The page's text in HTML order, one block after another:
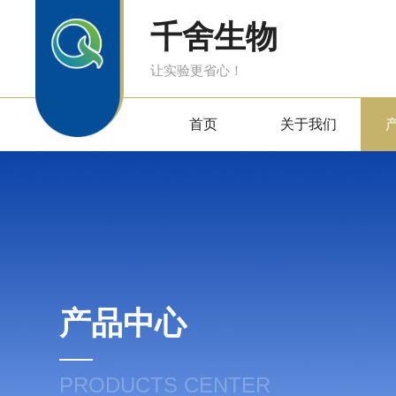
千舍生物
让实验更省心！
首页 关于我们
产品中心
PRODUCTS CENTER